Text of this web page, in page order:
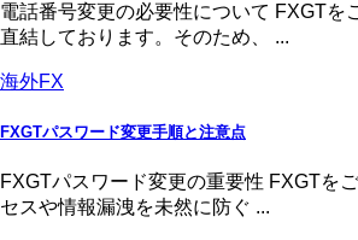
電話番号変更の必要性について FXGT
直結しております。そのため、 ...
海外FX
FXGTパスワード変更手順と注意点
FXGTパスワード変更の重要性 FXGTを
セスや情報漏洩を未然に防ぐ ...